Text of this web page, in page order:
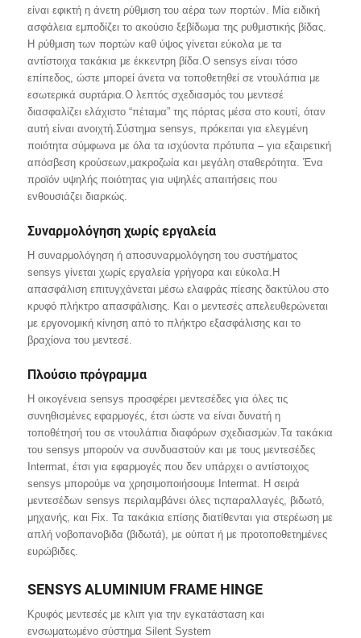
είναι εφικτή η άνετη ρύθμιση του αέρα των πορτών. Μία ειδική
ασφάλεια εμποδίζει το ακούσιο ξεβίδωμα της ρυθμιστικής βίδας.
Η ρύθμιση των πορτών καθ ύψος γίνεται εύκολα με τα
αντίστοιχα τακάκια με έκκεντρη βίδα.Ο sensys είναι τόσο
επίπεδος, ώστε μπορεί άνετα να τοποθετηθεί σε ντουλάπια με
εσωτερικά συρτάρια.Ο λεπτός σχεδιασμός του μεντεσέ
διασφαλίζει ελάχιστο “πέταμα” της πόρτας μέσα στο κουτί, όταν
αυτή είναι ανοιχτή.Σύστημα sensys, πρόκειται για ελεγμένη
ποιότητα σύμφωνα με όλα τα ισχύοντα πρότυπα – για εξαιρετική
απόσβεση κρούσεων,μακροζωία και μεγάλη σταθερότητα. Ένα
προϊόν υψηλής ποιότητας για υψηλές απαιτήσεις που
ενθουσιάζει διαρκώς.
Συναρμολόγηση χωρίς εργαλεία
Η συναρμολόγηση ή αποσυναρμολόγηση του συστήματος
sensys γίνεται χωρίς εργαλεία γρήγορα και εύκολα.Η
απασφάλιση επιτυγχάνεται μέσω ελαφράς πίεσης δακτύλου στο
κρυφό πλήκτρο απασφάλισης. Και ο μεντεσές απελευθερώνεται
με εργονομική κίνηση από το πλήκτρο εξασφάλισης και το
βραχίονα του μεντεσέ.
Πλούσιo πρόγραμμα
Η οικογένεια sensys προσφέρει μεντεσέδες για όλες τις
συνηθισμένες εφαρμογές, έτσι ώστε να είναι δυνατή η
τοποθέτησή του σε ντουλάπια διαφόρων σχεδιασμών.Τα τακάκια
του sensys μπορούν να συνδυαστούν και με τους μεντεσέδες
Intermat, έτσι για εφαρμογές που δεν υπάρχει ο αντίστοιχος
sensys μπορούμε να χρησιμοποιήσουμε Intermat. Η σειρά
μεντεσέδων sensys περιλαμβάνει όλες τιςπαραλλαγές, βιδωτό,
μηχανής, και Fix. Τα τακάκια επίσης διατίθενται για στερέωση με
απλή νοβοπανοβιδα (βιδωτά), με ούπατ ή με προτοποθετημένες
ευρώβιδες.
SENSYS ALUMINIUM FRAME HINGE
Κρυφός μεντεσές με κλιπ για την εγκατάσταση και
ενσωματωμένο σύστημα Silent System